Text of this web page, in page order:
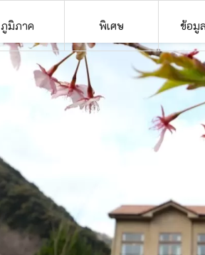
ภูมิภาค พิเศษ ข้อมู